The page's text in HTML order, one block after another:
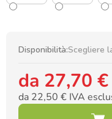
Disponibilità:Scegliere
da 27,70 €
da 22,50 € IVA
Prezzo della misura: